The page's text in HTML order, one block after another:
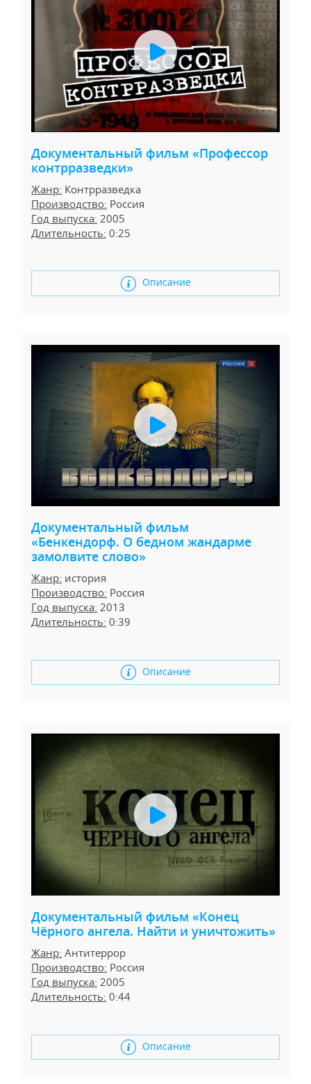
Документальный фильм «Профессор
контрразведки»
Жанр: Контрразведка
Производство: Россия
Год выпуска: 2005
Длительность: 0:25
Описание
Документальный фильм
«Бенкендорф. О бедном жандарме
замолвите слово»
Жанр: история
Производство: Россия
Год выпуска: 2013
Длительность: 0:39
Описание
Документальный фильм «Конец
Чёрного ангела. Найти и уничтожить»
Жанр: Антитеррор
Производство: Россия
Год выпуска: 2005
Длительность: 0:44
Описание